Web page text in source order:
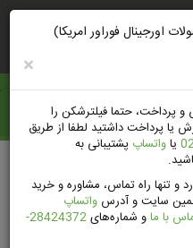
اورجینال فوراور امریکا)
×
پرداخت، حتما فیلترشکن را
پرداخت داشتید لطفا از طریق
یاواتساپ پشتیبانی به
و تنها راه تماس، مشاوره و خرید
همین سایت و آدرس واتساپ
با ماو شماره‌های
28424372-